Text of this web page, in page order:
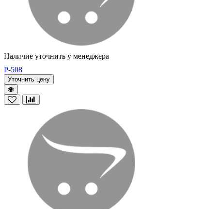
Наличие уточнить у менеджера
P-508
Уточнить цену